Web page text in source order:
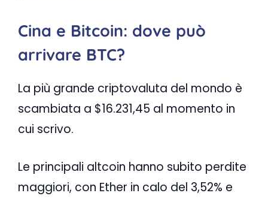
Cina e Bitcoin: dove può
arrivare BTC?
La più grande criptovaluta del mondo è
scambiata a $16.231,45 al momento in
cui scrivo.
Le principali altcoin hanno subito perdite
maggiori, con Ether in calo del 3,52% e